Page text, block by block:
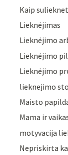
Kaip
Lieknėjimas
Lieknėjimo
Lieknėjimo
Lieknėjimo
lieknejimo
Maisto
Mama ir
motyvacija
Nepriskirta